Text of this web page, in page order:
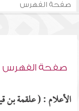
صفحة الفهرس
صفحة الفهرس
الأعلام : ( علقمة بن